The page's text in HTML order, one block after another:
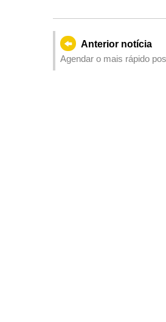
Anterior notícia
Agendar o mais rápido